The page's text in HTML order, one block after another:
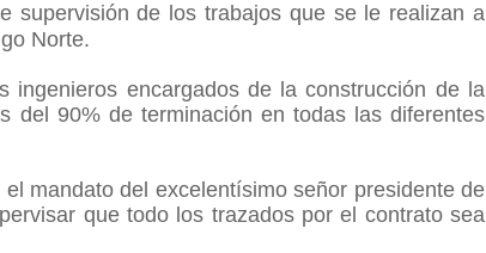
supervisión de los trabajos que se le realizan a
Norte.
ingenieros encargados de la construcción de la
del 90% de terminación en todas las diferentes
mandato del excelentísimo señor presidente de
que todo los trazados por el contrato sea